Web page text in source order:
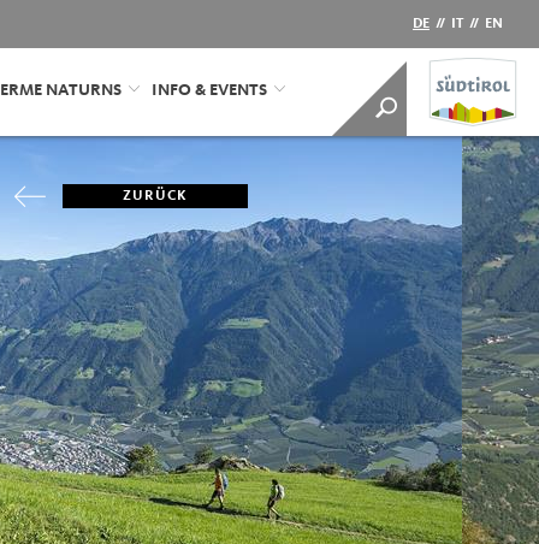
DE // IT // EN
NATURNS INFO & EVENTS
ZURÜCK